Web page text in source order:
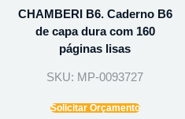
CHAMBERI B6. Caderno B6
de capa dura com 160
páginas lisas
SKU: MP-0093727
Solicitar Orçamento